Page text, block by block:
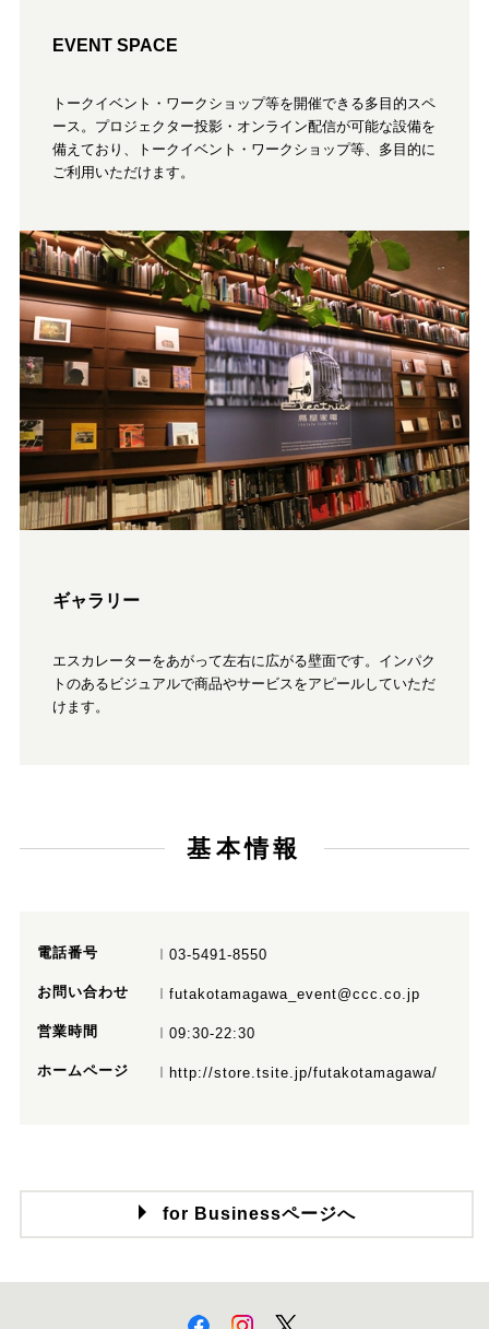
EVENT SPACE
トークイベント・ワークショップ等を開催できる多目的スペ
ース。プロジェクター投影・オンライン配信が可能な設備を
備えており、トークイベント・ワークショップ等、多目的に
ご利用いただけます。
ギャラリー
エスカレーターをあがって左右に広がる壁面です。インパク
トのあるビジュアルで商品やサービスをアピールしていただ
けます。
基本情報
電話番号 03-5491-8550
お問い合わせ futakotamagawa_event@ccc.co.jp
営業時間 09:30-22:30
ホームページ http://store.tsite.jp/futakotamagawa/
for Businessページへ